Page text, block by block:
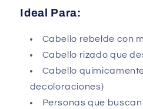
Ideal Para:
Cabello rebelde con
Cabello rizado que
Cabello
decoloraciones)
Personas que